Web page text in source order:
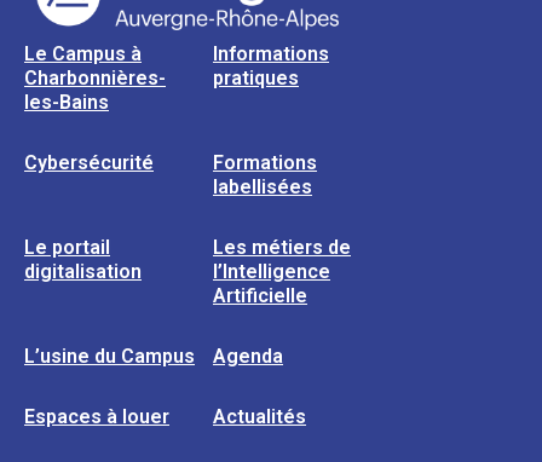
Le Campus à
Charbonnières-
les-Bains
Informations
pratiques
Cybersécurité
Formations
labellisées
Le portail
digitalisation
Les métiers de
l’Intelligence
Artificielle
L’usine du Campus Agenda
Espaces à louer Actualités